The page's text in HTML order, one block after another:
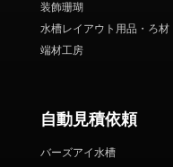
装飾珊瑚
水槽レイアウト用品・ろ材
端材工房
自動見積依頼
バーズアイ水槽